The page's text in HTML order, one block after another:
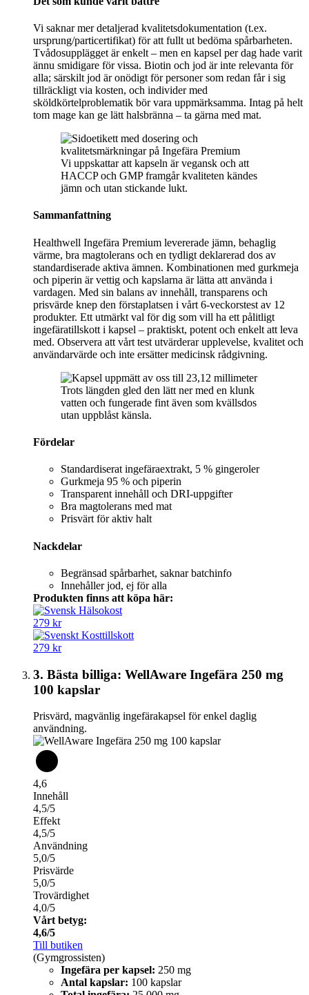
Vi saknar mer detaljerad kvalitetsdokumentation (t.ex.
ursprung/particertifikat) för att fullt ut bedöma spårbarheten.
Tvådosupplägget är enkelt – men en kapsel per dag hade varit
ännu smidigare för vissa. Biotin och jod är inte relevanta för
alla; särskilt jod är onödigt för personer som redan får i sig
tillräckligt via kosten, och individer med
sköldkörtelproblematik bör vara uppmärksamma. Intag på helt
tom mage kan ge lätt halsbränna – ta gärna med mat.
Vi uppskattar att kapseln är vegansk och att
HACCP och GMP framgår kvaliteten kändes
jämn och utan stickande lukt.
Sammanfattning
Healthwell Ingefära Premium levererade jämn, behaglig
värme, bra magtolerans och en tydligt deklarerad dos av
standardiserade aktiva ämnen. Kombinationen med gurkmeja
och piperin är vettig och kapslarna är lätta att använda i
vardagen. Med sin balans av innehåll, transparens och
prisvärde knep den förstaplatsen i vårt 6‑veckorstest av 12
produkter. Ett utmärkt val för dig som vill ha ett pålitligt
ingefäratillskott i kapsel – praktiskt, potent och enkelt att leva
med. Observera att vårt test utvärderar upplevelse, kvalitet och
användarvärde och inte ersätter medicinsk rådgivning.
Trots längden gled den lätt ner med en klunk
vatten och fungerade fint även som kvällsdos
utan uppblåst känsla.
Fördelar
Standardiserat ingefäraextrakt, 5 % gingeroler
Gurkmeja 95 % och piperin
Transparent innehåll och DRI‑uppgifter
Bra magtolerans med mat
Prisvärt för aktiv halt
Nackdelar
Begränsad spårbarhet, saknar batchinfo
Innehåller jod, ej för alla
Produkten finns att köpa här:
279 kr
279 kr
3. Bästa billiga: WellAware Ingefära 250 mg
100 kapslar
Prisvärd, magvänlig ingefärakapsel för enkel daglig
användning.
4,6
Innehåll
4,5/5
Effekt
4,5/5
Användning
5,0/5
Prisvärde
5,0/5
Trovärdighet
4,0/5
Vårt betyg:
4,6/5
Till butiken
(Gymgrossisten)
Ingefära per kapsel: 250 mg
Antal kapslar: 100 kapslar